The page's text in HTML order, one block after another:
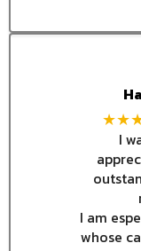
I
I am
whose